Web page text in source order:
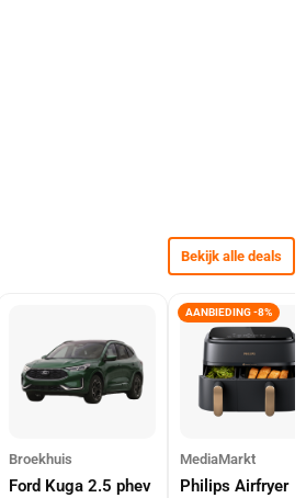
Bekijk alle deals
Broekhuis
Ford Kuga 2.5 phev
AANBIEDING -8%
MediaMarkt
Philips Airfryer